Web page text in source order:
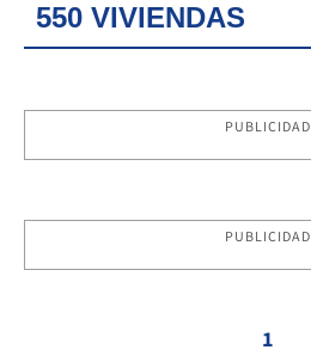
550 VIVIENDAS
PUBLICIDAD
PUBLICIDAD
1